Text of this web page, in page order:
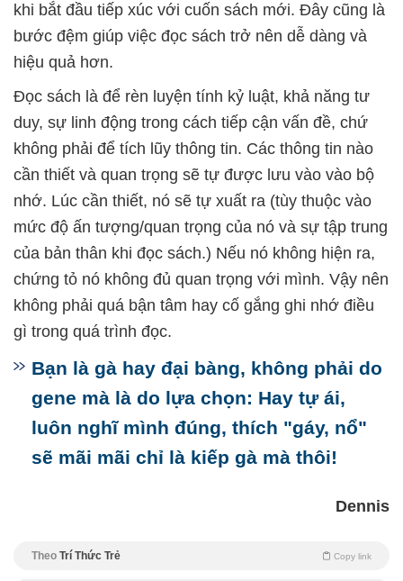
khi bắt đầu tiếp xúc với cuốn sách mới. Đây cũng là
bước đệm giúp việc đọc sách trở nên dễ dàng và
hiệu quả hơn.
Đọc sách là để rèn luyện tính kỷ luật, khả năng tư
duy, sự linh động trong cách tiếp cận vấn đề, chứ
không phải để tích lũy thông tin. Các thông tin nào
cần thiết và quan trọng sẽ tự được lưu vào vào bộ
nhớ. Lúc cần thiết, nó sẽ tự xuất ra (tùy thuộc vào
mức độ ấn tượng/quan trọng của nó và sự tập trung
của bản thân khi đọc sách.) Nếu nó không hiện ra,
chứng tỏ nó không đủ quan trọng với mình. Vậy nên
không phải quá bận tâm hay cố gắng ghi nhớ điều
gì trong quá trình đọc.
Bạn là gà hay đại bàng, không phải do
gene mà là do lựa chọn: Hay tự ái,
luôn nghĩ mình đúng, thích "gáy, nổ"
sẽ mãi mãi chỉ là kiếp gà mà thôi!
Dennis
Theo Trí Thức Trẻ Copy link